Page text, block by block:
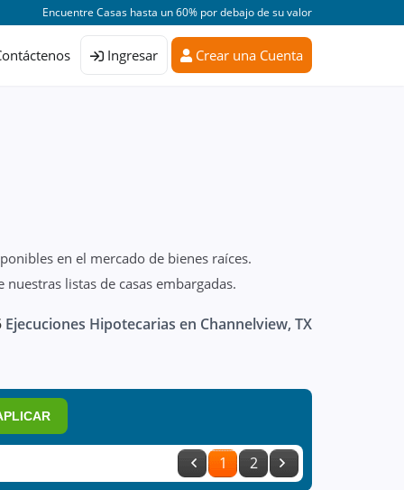
Encuentre Casas hasta un 60% por debajo de su valor
Ingresar Crear una Cuenta
en el mercado de bienes raíces.
listas de casas embargadas.
Ejecuciones Hipotecarias en Channelview, TX
1 2